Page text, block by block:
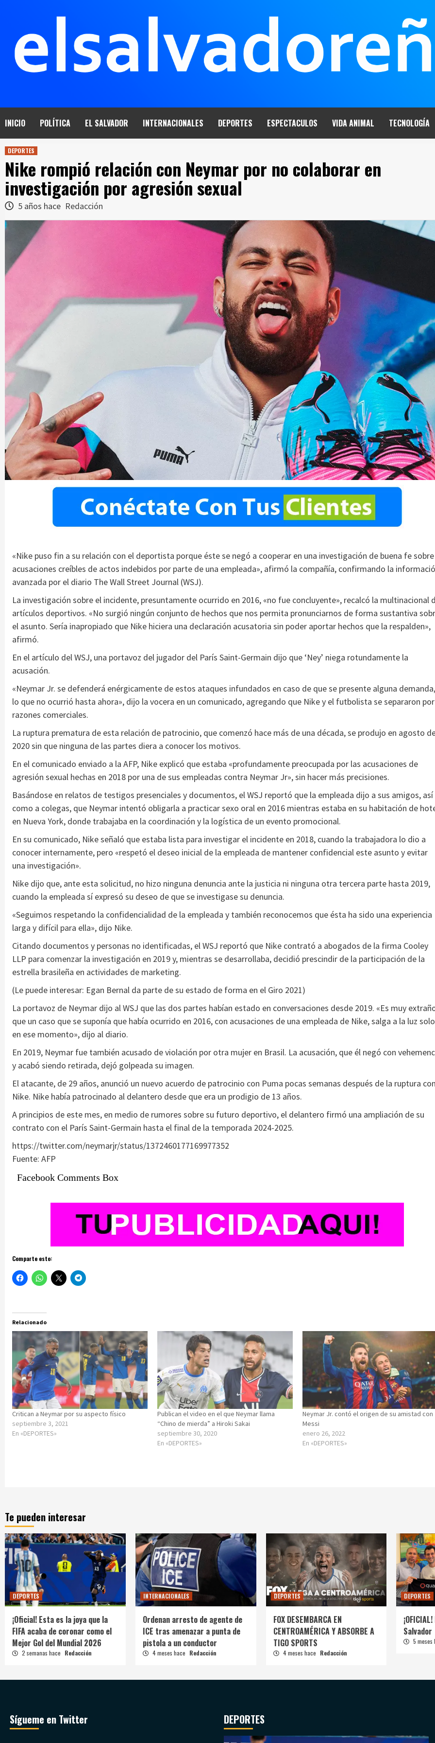
INICIO POLÍTICA EL SALVADOR INTERNACIONALES DEPORTES ESPECTACULOS VIDA ANIMAL TECNOLOGÍA
DEPORTES
Nike rompió relación con Neymar por no colaborar en
investigación por agresión sexual
5 años hace Redacción
«Nike puso fin a su relación con el deportista porque éste se negó a cooperar en una investigación de buena fe sobre
acusaciones creíbles de actos indebidos por parte de una empleada», afirmó la compañía, confirmando la
avanzada por el diario The Wall Street Journal (WSJ).
La investigación sobre el incidente, presuntamente ocurrido en 2016, «no fue concluyente», recalcó la multinacional
artículos deportivos. «No surgió ningún conjunto de hechos que nos permita pronunciarnos de forma sustantiva
el asunto. Sería inapropiado que Nike hiciera una declaración acusatoria sin poder aportar hechos que la respalden»,
afirmó.
En el artículo del WSJ, una portavoz del jugador del París Saint-Germain dijo que ‘Ney’ niega rotundamente la
acusación.
«Neymar Jr. se defenderá enérgicamente de estos ataques infundados en caso de que se presente alguna demanda,
lo que no ocurrió hasta ahora», dijo la vocera en un comunicado, agregando que Nike y el futbolista se separaron por
razones comerciales.
La ruptura prematura de esta relación de patrocinio, que comenzó hace más de una década, se produjo en agosto
2020 sin que ninguna de las partes diera a conocer los motivos.
En el comunicado enviado a la AFP, Nike explicó que estaba «profundamente preocupada por las acusaciones de
agresión sexual hechas en 2018 por una de sus empleadas contra Neymar Jr», sin hacer más precisiones.
Basándose en relatos de testigos presenciales y documentos, el WSJ reportó que la empleada dijo a sus amigos, así
como a colegas, que Neymar intentó obligarla a practicar sexo oral en 2016 mientras estaba en su habitación de
en Nueva York, donde trabajaba en la coordinación y la logística de un evento promocional.
En su comunicado, Nike señaló que estaba lista para investigar el incidente en 2018, cuando la trabajadora lo dio a
conocer internamente, pero «respetó el deseo inicial de la empleada de mantener confidencial este asunto y evitar
una investigación».
Nike dijo que, ante esta solicitud, no hizo ninguna denuncia ante la justicia ni ninguna otra tercera parte hasta 2019,
cuando la empleada sí expresó su deseo de que se investigase su denuncia.
«Seguimos respetando la confidencialidad de la empleada y también reconocemos que ésta ha sido una experiencia
larga y difícil para ella», dijo Nike.
Citando documentos y personas no identificadas, el WSJ reportó que Nike contrató a abogados de la firma Cooley
LLP para comenzar la investigación en 2019 y, mientras se desarrollaba, decidió prescindir de la participación de la
estrella brasileña en actividades de marketing.
(Le puede interesar: Egan Bernal da parte de su estado de forma en el Giro 2021)
La portavoz de Neymar dijo al WSJ que las dos partes habían estado en conversaciones desde 2019. «Es muy
que un caso que se suponía que había ocurrido en 2016, con acusaciones de una empleada de Nike, salga a la luz solo
en ese momento», dijo al diario.
En 2019, Neymar fue también acusado de violación por otra mujer en Brasil. La acusación, que él negó con
y acabó siendo retirada, dejó golpeada su imagen.
El atacante, de 29 años, anunció un nuevo acuerdo de patrocinio con Puma pocas semanas después de la ruptura con
Nike. Nike había patrocinado al delantero desde que era un prodigio de 13 años.
A principios de este mes, en medio de rumores sobre su futuro deportivo, el delantero firmó una ampliación de su
contrato con el París Saint-Germain hasta el final de la temporada 2024-2025.
https://twitter.com/neymarjr/status/1372460177169977352
Fuente: AFP
Facebook Comments Box
Comparte esto:
Relacionado
Critican a Neymar por su aspecto físico
septiembre 3, 2021
En «DEPORTES»
Publican el video en el que Neymar llama
“Chino de mierda” a Hiroki Sakai
septiembre 30, 2020
En «DEPORTES»
Neymar Jr. contó el origen de su amistad con
Messi
enero 26, 2022
En «DEPORTES»
Te pueden interesar
DEPORTES
¡Oficial! Esta es la joya que la
FIFA acaba de coronar como el
Mejor Gol del Mundial 2026
2 semanas hace Redacción
INTERNACIONALES
Ordenan arresto de agente de
ICE tras amenazar a punta de
pistola a un conductor
4 meses hace Redacción
DEPORTES
FOX DESEMBARCA EN
CENTROAMÉRICA Y ABSORBE A
TIGO SPORTS
4 meses hace Redacción
DEPORTES
Salvador
5 meses
Sígueme en Twitter DEPORTES